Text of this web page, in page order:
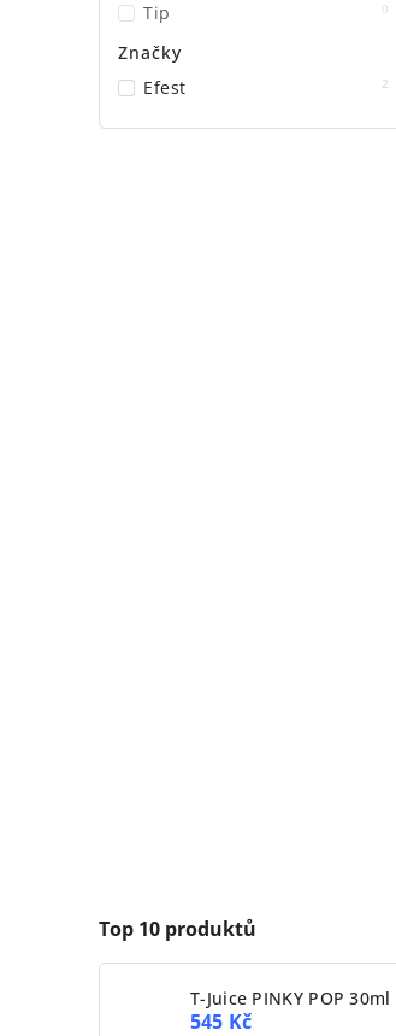
Tip 0
Značky
Efest
2
Top 10 produktů
T-Juice PINKY POP 30ml
545 Kč